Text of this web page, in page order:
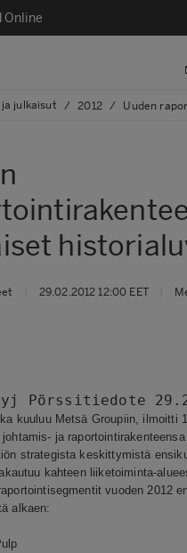
Online
julkaisut / 2012 / Uuden
29.02.2012 12:00 EET
Pörssitiedote
kuuluu Metsä Groupiin, ilmoitti
ja
strategista keskittymistä
kahteen liiketoiminta-
vuoden 2012
alkaen: